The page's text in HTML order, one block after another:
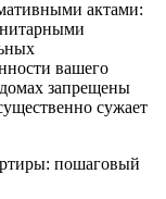
актами:
вашего
запрещены
сужает